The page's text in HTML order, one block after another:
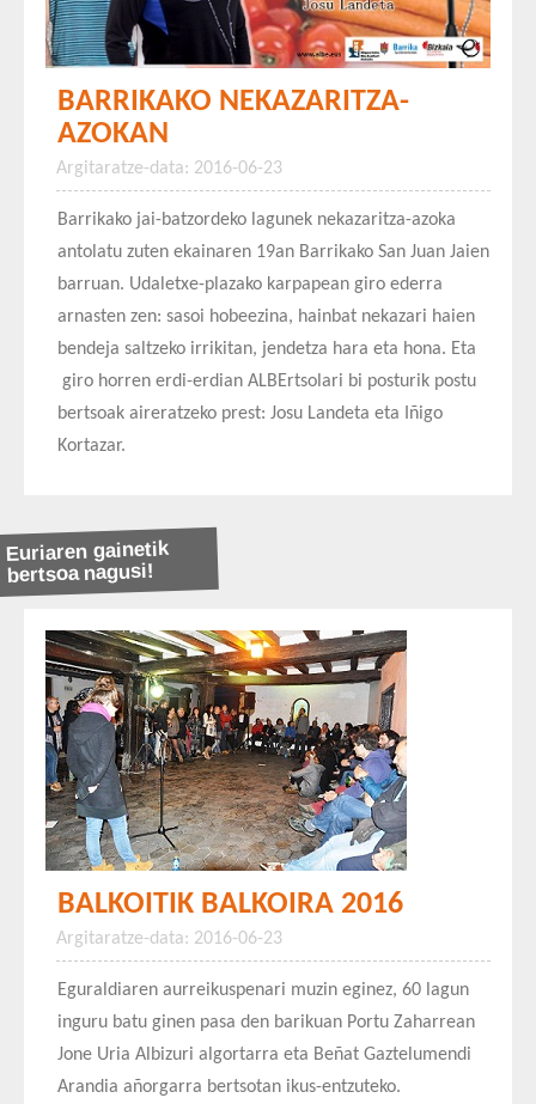
BARRIKAKO NEKAZARITZA-
AZOKAN
Argitaratze-data: 2016-06-23
Barrikako jai-batzordeko lagunek nekazaritza-azoka
antolatu zuten ekainaren 19an Barrikako San Juan Jaien
barruan. Udaletxe-plazako karpapean giro ederra
arnasten zen: sasoi hobeezina, hainbat nekazari haien
bendeja saltzeko irrikitan, jendetza hara eta hona. Eta
giro horren erdi-erdian ALBErtsolari bi posturik postu
bertsoak aireratzeko prest: Josu Landeta eta Iñigo
Kortazar.
Euriaren gainetik
bertsoa nagusi!
BALKOITIK BALKOIRA 2016
Argitaratze-data: 2016-06-23
Eguraldiaren aurreikuspenari muzin eginez, 60 lagun
inguru batu ginen pasa den barikuan Portu Zaharrean
Jone Uria Albizuri algortarra eta Beñat Gaztelumendi
Arandia añorgarra bertsotan ikus-entzuteko.